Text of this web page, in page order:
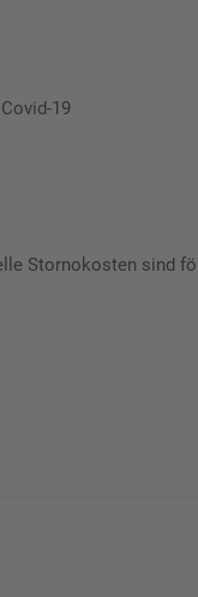
19
Stornokosten sind